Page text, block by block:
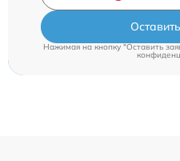
Нажимая на кнопку "Оставить